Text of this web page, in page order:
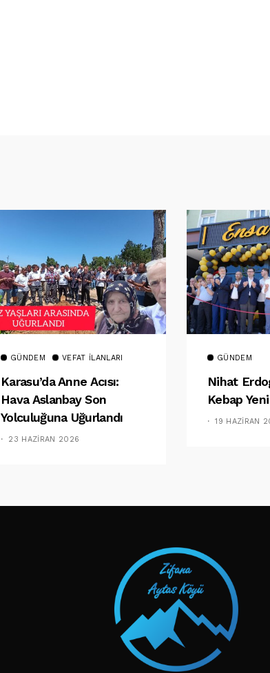
GÜNDEM VEFAT İLANLARI
Karasu’da Anne Acısı:
Hava Aslanbay Son
Yolculuğuna Uğurlandı
23 HAZIRAN 2026
GÜNDEM
Nihat
Kebap
19 HAZIRAN
TAKIP ET